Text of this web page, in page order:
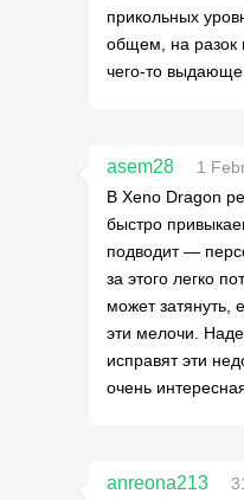
прикольных
общем, на разок
чего-то
asem28
1
В Xeno Dragon
быстро
подводит —
за этого легко
может затянуть,
эти мелочи.
исправят эти
очень
anreona213